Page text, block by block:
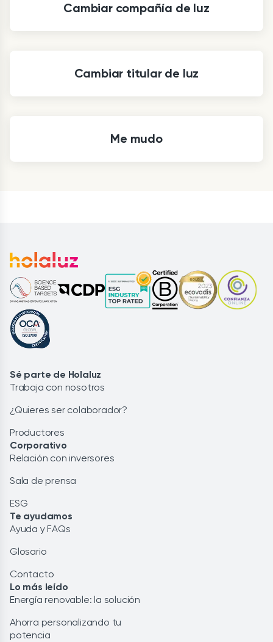
Cambiar compañía de luz
Cambiar titular de luz
Me mudo
Sé parte de Holaluz
Trabaja con nosotros
¿Quieres ser colaborador?
Productores
Corporativo
Relación con inversores
Sala de prensa
ESG
Te ayudamos
Ayuda y FAQs
Glosario
Contacto
Lo más leído
Energía renovable: la solución
Ahorra personalizando tu
potencia